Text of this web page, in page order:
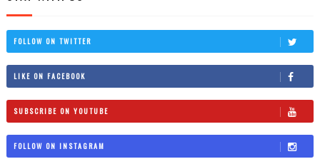
FOLLOW ON TWITTER
LIKE ON FACEBOOK
SUBSCRIBE ON YOUTUBE
FOLLOW ON INSTAGRAM